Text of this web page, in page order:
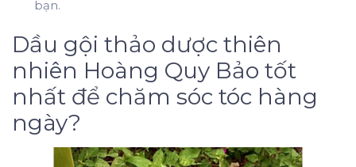
bạn.
Dầu gội thảo dược thiên
nhiên Hoàng Quy Bảo tốt
nhất để chăm sóc tóc hàng
ngày?